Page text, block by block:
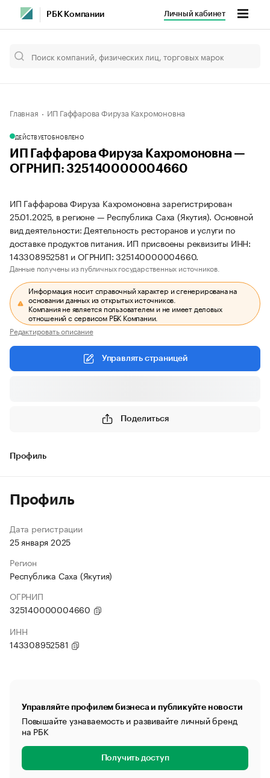
РБК Компании Личный кабинет
Главная ИП Гаффарова Фируза Кахромоновна
ДЕЙСТВУЕТОБНОВЛЕНО
ИП Гаффарова Фируза Кахромоновна —
ОГРНИП: 325140000004660
ИП Гаффарова Фируза Кахромоновна зарегистрирован
25.01.2025, в регионе — Республика Саха (Якутия). Основной
вид деятельности: Деятельность ресторанов и услуги по
доставке продуктов питания. ИП присвоены реквизиты ИНН:
143308952581 и ОГРНИП: 325140000004660.
Данные получены из публичных государственных источников.
Информация носит справочный характер и сгенерирована на
основании данных из открытых источников.
Компания не является пользователем и не имеет деловых
отношений с сервисом РБК Компании.
Редактировать описание
Управлять страницей
Поделиться
Профиль
Профиль
Дата регистрации
25 января 2025
Регион
Республика Саха (Якутия)
ОГРНИП
325140000004660
ИНН
143308952581
Управляйте профилем бизнеса и публикуйте новости
Повышайте узнаваемость и развивайте личный бренд
на РБК
Получить доступ